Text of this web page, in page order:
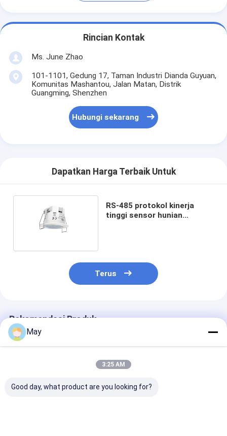
Rincian Kontak
Ms. June Zhao
101-1101, Gedung 17, Taman Industri Dianda Guyuan,
Komunitas Mashantou, Jalan Matan, Distrik
Guangming, Shenzhen
Hubungi sekarang
Dapatkan Harga Terbaik Untuk
RS-485 protokol kinerja
tinggi sensor hunian
Terus
Rekomendasi Produk
May
3:25 AM
Good day, what product are you looking for?